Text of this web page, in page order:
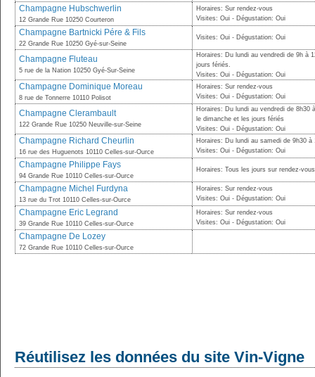
Champagne Hubschwerlin
12 Grande Rue 10250 Courteron
Horaires: Sur rendez-vous
Visites: Oui - Dégustation: Oui
Champagne Bartnicki Pére & Fils
22 Grande Rue 10250 Gyé-sur-Seine
Visites: Oui - Dégustation: Oui
Champagne Fluteau
5 rue de la Nation 10250 Gyé-Sur-Seine
Horaires: Du lundi au vendredi de 9h à
jours fériés.
Visites: Oui - Dégustation: Oui
Champagne Dominique Moreau
8 rue de Tonnerre 10110 Polisot
Horaires: Sur rendez-vous
Visites: Oui - Dégustation: Oui
Champagne Clerambault
122 Grande Rue 10250 Neuville-sur-Seine
Horaires: Du lundi au vendredi de 8h30
le dimanche et les jours fériés
Visites: Oui - Dégustation: Oui
Champagne Richard Cheurlin
16 rue des Huguenots 10110 Celles-sur-Ource
Horaires: Du lundi au samedi de 9h30 à
Visites: Oui - Dégustation: Oui
Champagne Philippe Fays
94 Grande Rue 10110 Celles-sur-Ource
Horaires: Tous les jours sur rendez-
Champagne Michel Furdyna
13 rue du Trot 10110 Celles-sur-Ource
Horaires: Sur rendez-vous
Visites: Oui - Dégustation: Oui
Champagne Eric Legrand
39 Grande Rue 10110 Celles-sur-Ource
Horaires: Sur rendez-vous
Visites: Oui - Dégustation: Oui
Champagne De Lozey
72 Grande Rue 10110 Celles-sur-Ource
Réutilisez les données du site Vin-Vigne